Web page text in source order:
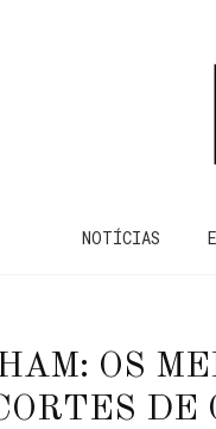
NOTÍCIAS
OS
DE